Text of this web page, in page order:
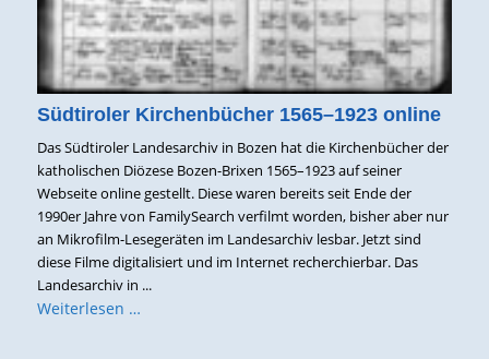
Südtiroler Kirchenbücher 1565–1923 online
Das Südtiroler Landesarchiv in Bozen hat die Kirchenbücher der
katholischen Diözese Bozen-Brixen 1565–1923 auf seiner
Webseite online gestellt. Diese waren bereits seit Ende der
1990er Jahre von FamilySearch verfilmt worden, bisher aber nur
an Mikrofilm-Lesegeräten im Landesarchiv lesbar. Jetzt sind
diese Filme digitalisiert und im Internet recherchierbar. Das
Landesarchiv in ...
Weiterlesen …